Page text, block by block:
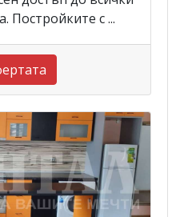
Постройките с ...